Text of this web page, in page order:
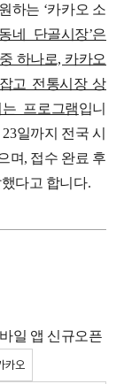
하는 ‘카카오 소
네 단골시장’은
하나로, 카카오
고 전통시장 상
프로그램입니
일까지 전국 시
며, 접수 완료 후
다고 합니다.
일 앱 신규오픈
카오